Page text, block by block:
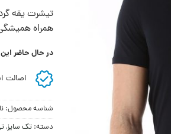
تیشرت یقه
همراه
در حال حاضر
اصالت
شناسه محصول:
دسته: تک سایز,